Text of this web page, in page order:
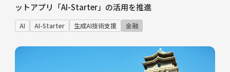
ットアプリ「AI-Starter」の活用を推進
AI AI-Starter 生成AI技術支援 金融